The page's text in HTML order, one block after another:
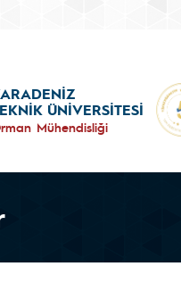
ÜNİVERSİTESİ
Mühendisliği